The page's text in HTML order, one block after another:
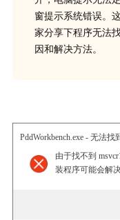
窗提示系统错误。
家分享下程序无法
因和解决方法。
PddWorkbench.exe - 无法找
由于找不到
装程序可能会解